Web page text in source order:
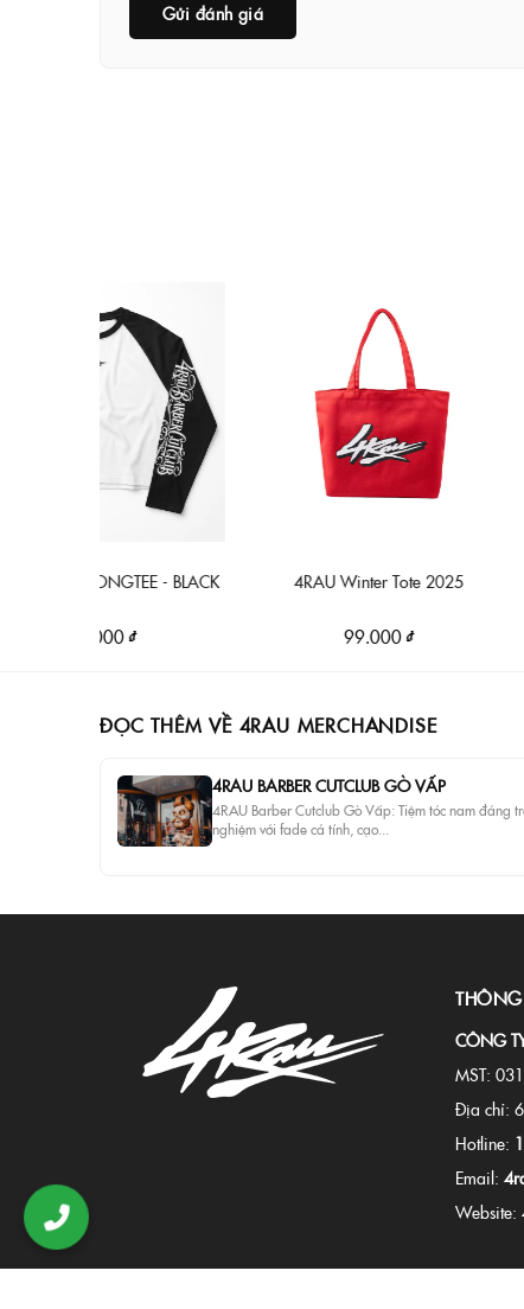
Gửi đánh giá
LONGTEE - BLACK 4RAU Winter Tote 2025
99.000 ₫
ĐỌC THÊM VỀ 4RAU MERCHANDISE
4RAU BARBER CUTCLUB GÒ VẤP
4RAU Barber Cutclub Gò Vấp: Tiệm tóc nam đáng
nghiệm với fade cá tính, cạo...
CÔNG
MST:
Địa chỉ:
Hotline:
Email:
Website: